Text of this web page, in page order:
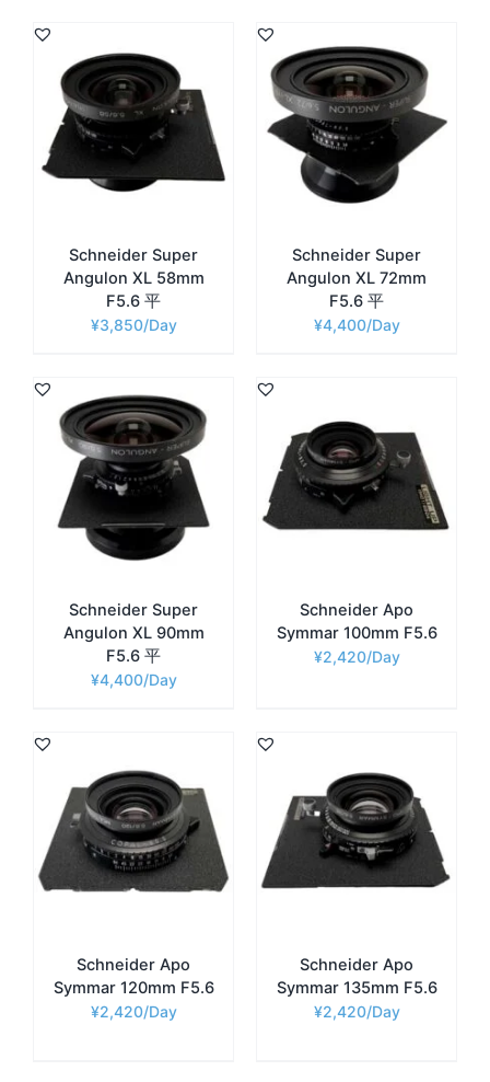
Schneider Super
Angulon XL 58mm
F5.6 平
¥3,850
Schneider Super
Angulon XL 72mm
F5.6 平
¥4,400
Schneider Super
Angulon XL 90mm
F5.6 平
¥4,400
Schneider Apo
Symmar 100mm F5.6
¥2,420
Schneider Apo
Symmar 120mm F5.6
¥2,420
Schneider Apo
Symmar 135mm F5.6
¥2,420